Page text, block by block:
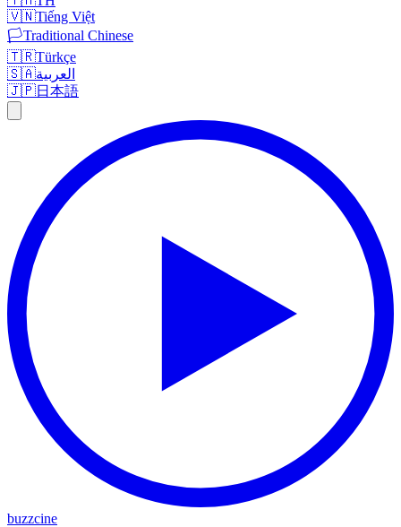
🇻🇳Tiếng Việt
🏳️Traditional Chinese
🇹🇷Türkçe
🇸🇦العربية
🇯🇵日本語
buzzcine